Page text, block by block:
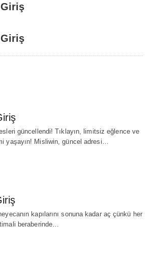
güncellendi! Tıklayın, limitsiz eğlence ve
yaşayın! Misliwin, güncel adresi…
kapılarını sonuna kadar aç çünkü her
beraberinde…